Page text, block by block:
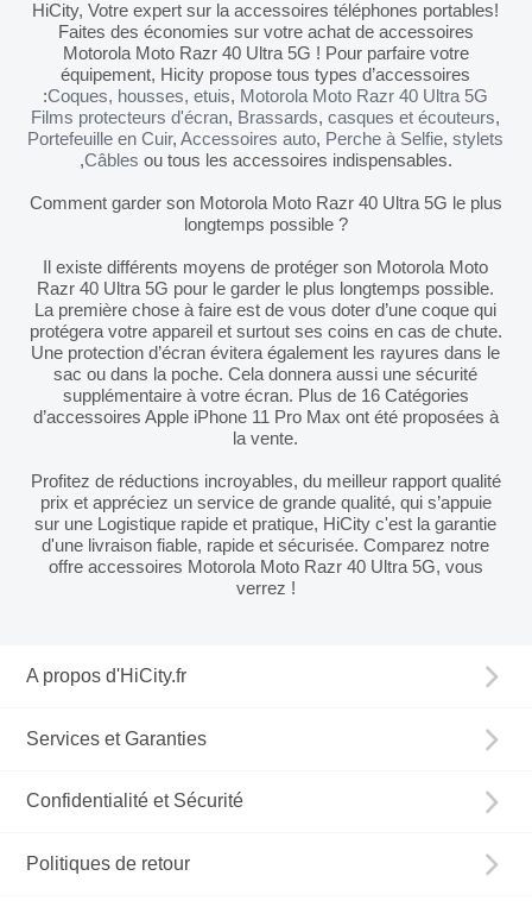
HiCity, Votre expert sur la accessoires téléphones portables!
Faites des économies sur votre achat de accessoires
Motorola Moto Razr 40 Ultra 5G ! Pour parfaire votre
équipement, Hicity propose tous types d’accessoires
:Coques, housses, etuis, Motorola Moto Razr 40 Ultra 5G
Films protecteurs d'écran, Brassards,casques et écouteurs,
Portefeuille en Cuir,Accessoires auto, Perche à Selfie,stylets
,Câbles ou tous les accessoires indispensables.
Comment garder son Motorola Moto Razr 40 Ultra 5G le plus
longtemps possible ?
Il existe différents moyens de protéger son Motorola Moto
Razr 40 Ultra 5G pour le garder le plus longtemps possible.
La première chose à faire est de vous doter d’une coque qui
protégera votre appareil et surtout ses coins en cas de chute.
Une protection d’écran évitera également les rayures dans le
sac ou dans la poche. Cela donnera aussi une sécurité
supplémentaire à votre écran. Plus de 16 Catégories
d’accessoires Apple iPhone 11 Pro Max ont été proposées à
la vente.
Profitez de réductions incroyables, du meilleur rapport qualité
prix et appréciez un service de grande qualité, qui s’appuie
sur une Logistique rapide et pratique, HiCity c'est la garantie
d'une livraison fiable, rapide et sécurisée. Comparez notre
offre accessoires Motorola Moto Razr 40 Ultra 5G, vous
verrez !
A propos d'HiCity.fr
Services et Garanties
Confidentialité et Sécurité
Politiques de retour